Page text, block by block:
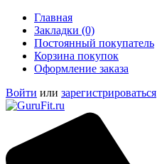
Главная
Закладки (0)
Постоянный покупатель
Корзина покупок
Оформление заказа
Войти или зарегистрироваться